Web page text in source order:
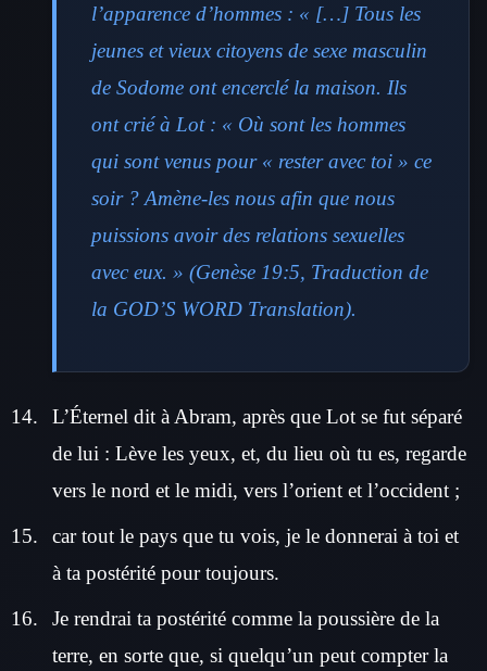
l’apparence d’hommes : « […] Tous les
jeunes et vieux citoyens de sexe masculin
de Sodome ont encerclé la maison. Ils
ont crié à Lot : « Où sont les hommes
qui sont venus pour « rester avec toi » ce
soir ? Amène-les nous afin que nous
puissions avoir des relations sexuelles
avec eux. » (Genèse 19:5, Traduction de
la GOD’S WORD Translation).
L’Éternel dit à Abram, après que Lot se fut séparé
de lui : Lève les yeux, et, du lieu où tu es, regarde
vers le nord et le midi, vers l’orient et l’occident ;
car tout le pays que tu vois, je le donnerai à toi et
à ta postérité pour toujours.
Je rendrai ta postérité comme la poussière de la
terre, en sorte que, si quelqu’un peut compter la